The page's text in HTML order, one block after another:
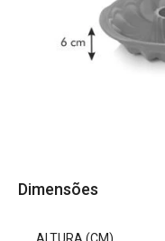
Dimensões
ALTURA (CM)